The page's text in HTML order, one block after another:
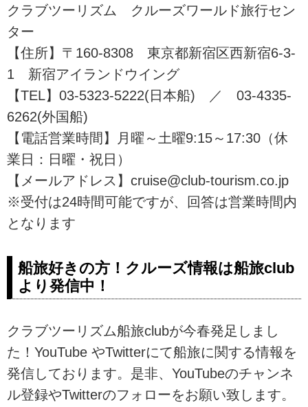
ンドスパなど、豪華客船飛鳥IIのお
年ツアーをご紹介。ツアーの検
索・ご予約も簡単。
クラブツーリズム クルーズワールド旅行セン
ター
【住所】〒160-8308 東京都新宿区西新宿6-3-
1 新宿アイランドウイング
【TEL】03-5323-5222(日本船) ／ 03-4335-
6262(外国船)
【電話営業時間】月曜～土曜9:15～17:30（休
業日：日曜・祝日）
【メールアドレス】cruise@club-tourism.co.jp
※受付は24時間可能ですが、回答は営業時間内
となります
船旅好きの方！クルーズ情報は船旅club
より発信中！
クラブツーリズム船旅clubが今春発足しまし
た！YouTube やTwitterにて船旅に関する情報を
発信しております。是非、YouTubeのチャンネ
ル登録やTwitterのフォローをお願い致します。